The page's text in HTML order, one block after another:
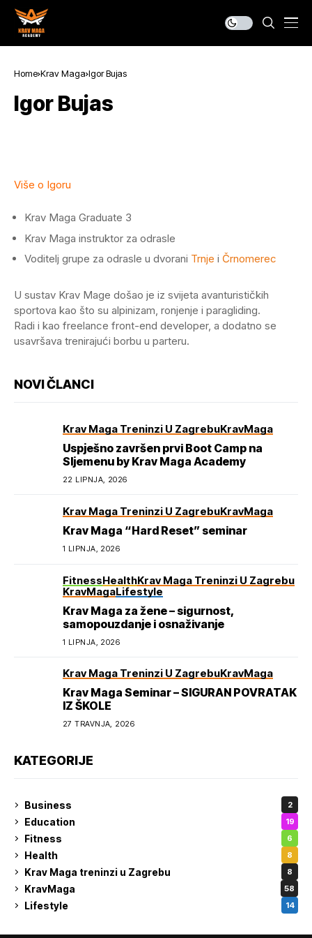
Home Krav Maga Igor Bujas
Igor Bujas
Više o Igoru
Krav Maga Graduate 3
Krav Maga instruktor za odrasle
Voditelj grupe za odrasle u dvorani Trnje i Črnomerec
U sustav Krav Mage došao je iz svijeta avanturističkih
sportova kao što su alpinizam, ronjenje i paragliding.
Radi i kao freelance front-end developer, a dodatno se
usavršava trenirajući borbu u parteru.
NOVI ČLANCI
Krav Maga Treninzi U ZagrebuKravMaga
Uspješno završen prvi Boot Camp na
Sljemenu by Krav Maga Academy
22 LIPNJA, 2026
Krav Maga Treninzi U ZagrebuKravMaga
Krav Maga “Hard Reset” seminar
1 LIPNJA, 2026
FitnessHealthKrav Maga Treninzi U Zagrebu
KravMagaLifestyle
Krav Maga za žene – sigurnost,
samopouzdanje i osnaživanje
1 LIPNJA, 2026
Krav Maga Treninzi U ZagrebuKravMaga
Krav Maga Seminar – SIGURAN POVRATAK
IZ ŠKOLE
27 TRAVNJA, 2026
KATEGORIJE
Business 2
Education 19
Fitness 6
Health 8
Krav Maga treninzi u Zagrebu 8
KravMaga 58
Lifestyle 14